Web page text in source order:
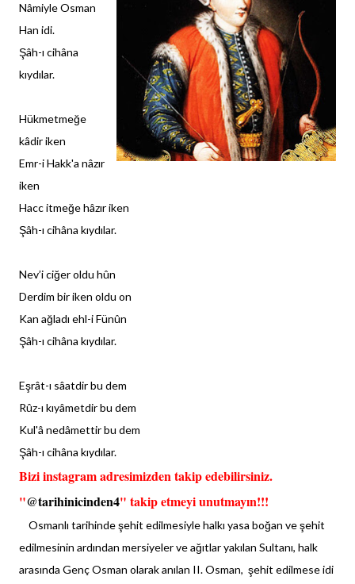
Nâmiyle Osman
Han idi.
Şâh-ı cihâna
kıydılar.
Hükmetmeğe
kâdir iken
Emr-i Hakk'a nâzır
iken
Hacc itmeğe hâzır iken
Şâh-ı cihâna kıydılar.
Nev’i ciğer oldu hûn
Derdim bir iken oldu on
Kan ağladı ehl-i Fünûn
Şâh-ı cihâna kıydılar.
Eşrât-ı sâatdir bu dem
Rûz-ı kıyâmetdir bu dem
Kul'â nedâmettir bu dem
Şâh-ı cihâna kıydılar.
Bizi instagram adresimizden takip edebilirsiniz.
"@tarihinicinden4" takip etmeyi unutmayın!!!
Osmanlı tarihinde şehit edilmesiyle halkı yasa boğan ve şehit
edilmesinin ardından mersiyeler ve ağıtlar yakılan Sultanı, halk
arasında Genç Osman olarak anılan II. Osman, şehit edilmese idi